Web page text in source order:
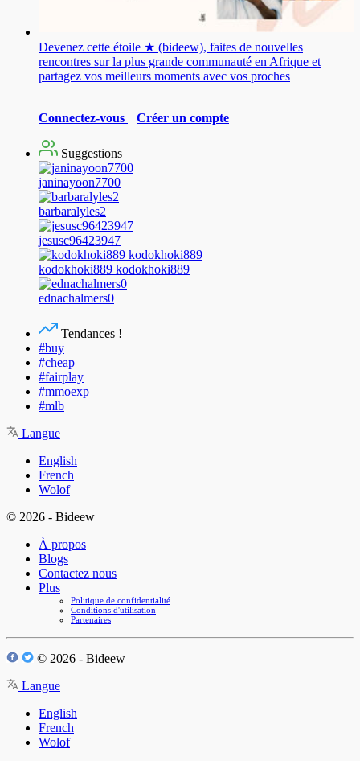
Devenez cette étoile ★ (bideew), faites de nouvelles
rencontres sur la plus grande communauté en Afrique et
partagez vos meilleurs moments avec vos proches
Connectez-vous | Créer un compte
Suggestions
janinayoon7700
barbaralyles2
jesusc96423947
kodokhoki889 kodokhoki889
ednachalmers0
Tendances !
#buy
#cheap
#fairplay
#mmoexp
#mlb
Langue
English
French
Wolof
© 2026 - Bideew
À propos
Blogs
Contactez nous
Plus
Politique de confidentialité
Conditions d'utilisation
Partenaires
© 2026 - Bideew
Langue
English
French
Wolof